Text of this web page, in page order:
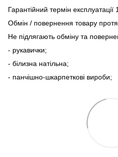
Гарантійний термін експлуатації
Обмін / повернення товару
Не підлягають обміну та
- рукавички;
- білизна натільна;
- панчішно-шкарпеткові вироби;